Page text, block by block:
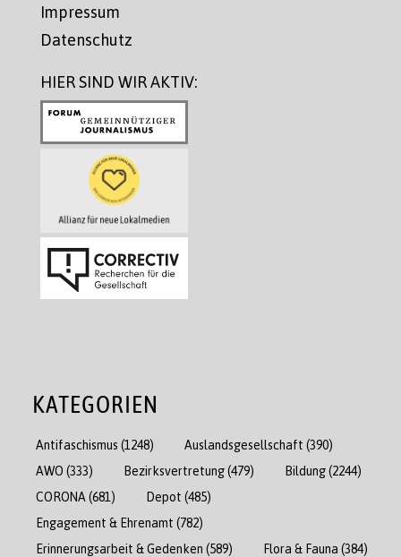
Impressum
Datenschutz
HIER SIND WIR AKTIV:
KATEGORIEN
Antifaschismus (1248) Auslandsgesellschaft (390)
AWO (333) Bezirksvertretung(479) Bildung(2244)
CORONA (681) Depot (485)
Engagement & Ehrenamt (782)
Erinnerungsarbeit & Gedenken (589) Flora & Fauna (384)